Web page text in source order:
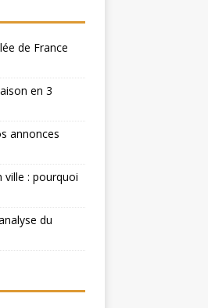
de France
en 3
annonces
ville : pourquoi
du